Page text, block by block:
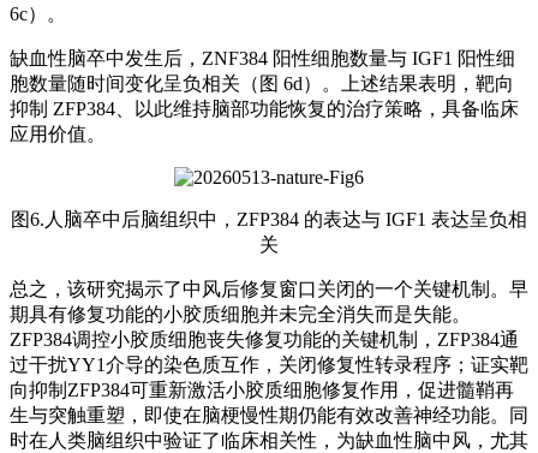
6c）。
缺血性脑卒中发生后，ZNF384 阳性细胞数量与 IGF1 阳性细
胞数量随时间变化呈负相关（图 6d）。上述结果表明，靶向
抑制 ZFP384、以此维持脑部功能恢复的治疗策略，具备临床
应用价值。
图6.人脑卒中后脑组织中，ZFP384 的表达与 IGF1 表达呈负相
关
总之，该研究揭示了中风后修复窗口关闭的一个关键机制。早
期具有修复功能的小胶质细胞并未完全消失而是失能。
ZFP384调控小胶质细胞丧失修复功能的关键机制，ZFP384通
过干扰YY1介导的染色质互作，关闭修复性转录程序；证实靶
向抑制ZFP384可重新激活小胶质细胞修复作用，促进髓鞘再
生与突触重塑，即使在脑梗慢性期仍能有效改善神经功能。同
时在人类脑组织中验证了临床相关性，为缺血性脑中风，尤其